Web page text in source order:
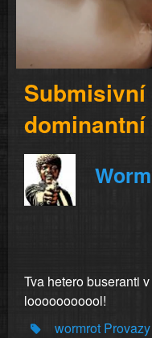
Submisivní
dominantní
Tva hetero buseranti
looooooooool!
wormrot Provazy